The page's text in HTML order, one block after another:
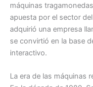
máquinas
apuesta por el sector
adquirió una empresa
se convirtió en la base
interactivo.
La era de las máquinas